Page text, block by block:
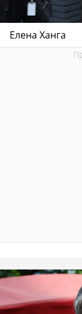
Елена Ханга